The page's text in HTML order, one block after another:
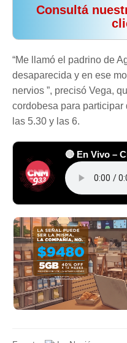
Consultá
“Me llamó el padrino de
desaparecida y en ese
nervios ”, precisó Vega,
cordobesa para
las 5.30 y las 6.
🔴 En Vivo –